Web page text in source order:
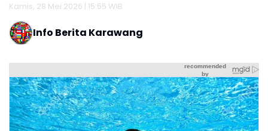
Kamis, 28 Mei 2026 | 15:55 WIB
Info Berita Karawang